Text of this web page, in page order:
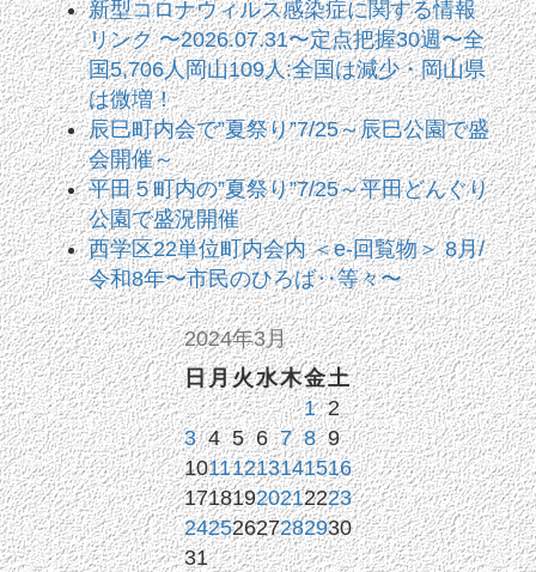
新型コロナウィルス感染症に関する情報
リンク 〜2026.07.31〜定点把握30週〜全
国5,706人岡山109人:全国は減少・岡山県
は微増！
辰巳町内会で”夏祭り”7/25～辰巳公園で盛
会開催～
平田５町内の”夏祭り”7/25～平田どんぐり
公園で盛況開催
西学区22単位町内会内 ＜e-回覧物＞ 8月/
令和8年〜市民のひろば‥等々〜
2024年3月
日月火水木金土
1 2
3 4 5 6 7 8 9
10111213141516
17181920212223
24252627282930
31